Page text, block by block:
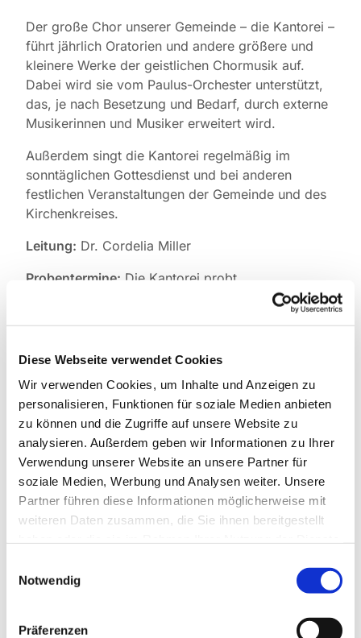
Diese Webseite verwendet Cookies
Wir verwenden Cookies, um Inhalte und Anzeigen zu
personalisieren, Funktionen für soziale Medien anbieten
zu können und die Zugriffe auf unsere Website zu
analysieren. Außerdem geben wir Informationen zu Ihrer
Verwendung unserer Website an unsere Partner für
soziale Medien, Werbung und Analysen weiter. Unsere
Partner führen diese Informationen möglicherweise mit
weiteren Daten zusammen, die Sie ihnen bereitgestellt
Notwendig
Präferenzen
Der große Chor unserer Gemeinde – die Kantorei –
führt jährlich Oratorien und andere größere und
kleinere Werke der geistlichen Chormusik auf.
Dabei wird sie vom Paulus-Orchester unterstützt,
das, je nach Besetzung und Bedarf, durch externe
Musikerinnen und Musiker erweitert wird.
Außerdem singt die Kantorei regelmäßig im
sonntäglichen Gottesdienst und bei anderen
festlichen Veranstaltungen der Gemeinde und des
Kirchenkreises.
Leitung: Dr. Cordelia Miller
Probentermine: Die Kantorei probt
donnerstags von 19.30 bis 21.30 Uhr,
Wer Lust und
mit der Leiterin der Kantorei Cordelia Miller
Probenwochenenden:Einmal jährlich finden auf
Chorreisen oder in den Räumlichkeiten der
Paulusgemeinde intensive Probenphasen zur
Vorbereitung auf größere Aufführungen statt. In
den vergangenen Jahren waren wir u.a. in
Lobethal, Rheinsberg, Marienthal, Bad Saarow und
Schmochtitz.
Hier mehr zur Paulus-Kantorei..